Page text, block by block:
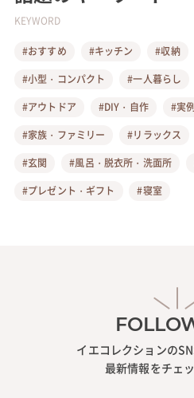
KEYWORD
#おすすめ #キッチン #収納
#小型・コンパクト
#一人暮らし
#アウトドア
#DIY・自作 #実例
#家族・ファミリー
#リラックス
#玄関
#風呂・脱衣所・洗面所
#プレゼント・ギフト
#寝室
イエコレクションの
最新情報をチェ